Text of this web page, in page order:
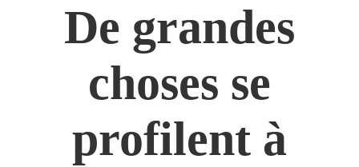
De grandes
choses se
profilent à